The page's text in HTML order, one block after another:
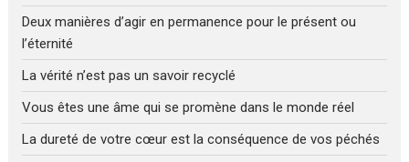
Deux manières d’agir en permanence pour le présent ou
l’éternité
La vérité n’est pas un savoir recyclé
Vous êtes une âme qui se promène dans le monde réel
La dureté de votre cœur est la conséquence de vos péchés